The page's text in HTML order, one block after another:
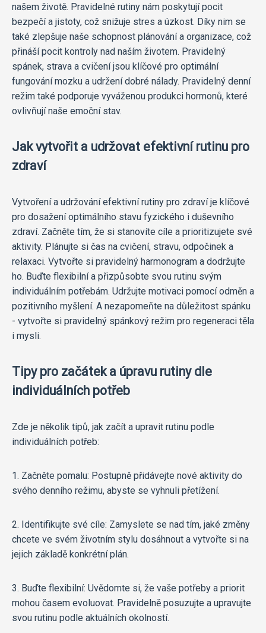
našem životě. Pravidelné rutiny nám poskytují pocit
bezpečí a jistoty, což snižuje stres a úzkost. Díky nim se
také zlepšuje naše schopnost plánování a organizace, což
přináší pocit kontroly nad naším životem. Pravidelný
spánek, strava a cvičení jsou klíčové pro optimální
fungování mozku a udržení dobré nálady. Pravidelný denní
režim také podporuje vyváženou produkci hormonů, které
ovlivňují naše emoční stav.
Jak vytvořit a udržovat efektivní rutinu pro
zdraví
Vytvoření a udržování efektivní rutiny pro zdraví je klíčové
pro dosažení optimálního stavu fyzického i duševního
zdraví. Začněte tím, že si stanovíte cíle a prioritizujete své
aktivity. Plánujte si čas na cvičení, stravu, odpočinek a
relaxaci. Vytvořte si pravidelný harmonogram a dodržujte
ho. Buďte flexibilní a přizpůsobte svou rutinu svým
individuálním potřebám. Udržujte motivaci pomocí odměn a
pozitivního myšlení. A nezapomeňte na důležitost spánku
- vytvořte si pravidelný spánkový režim pro regeneraci těla
i mysli.
Tipy pro začátek a úpravu rutiny dle
individuálních potřeb
Zde je několik tipů, jak začít a upravit rutinu podle
individuálních potřeb:
1. Začněte pomalu: Postupně přidávejte nové aktivity do
svého denního režimu, abyste se vyhnuli přetížení.
2. Identifikujte své cíle: Zamyslete se nad tím, jaké změny
chcete ve svém životním stylu dosáhnout a vytvořte si na
jejich základě konkrétní plán.
3. Buďte flexibilní: Uvědomte si, že vaše potřeby a priorit
mohou časem evoluovat. Pravidelně posuzujte a upravujte
svou rutinu podle aktuálních okolností.